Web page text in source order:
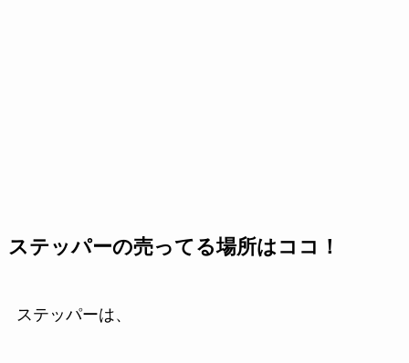
ステッパーの売ってる場所はココ！
ステッパーは、